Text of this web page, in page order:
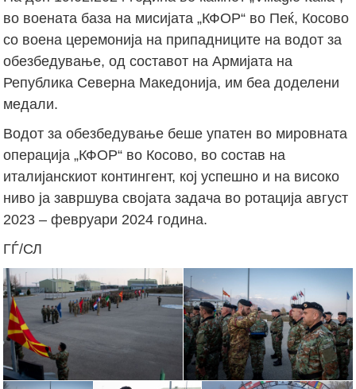
во воената база на мисијата „КФОР“ во Пеќ, Косово
со воена церемонија на припадниците на водот за
обезбедување, од составот на Армијата на
Република Северна Македонија, им беа доделени
медали.
Водот за обезбедување беше упатен во мировната
операција „КФОР“ во Косово, во состав на
италијанскиот контингент, кој успешно и на високо
ниво ја завршува својата задача во ротација август
2023 – февруари 2024 година.
ГЃ/СЛ